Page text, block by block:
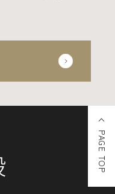
PAGE TOP